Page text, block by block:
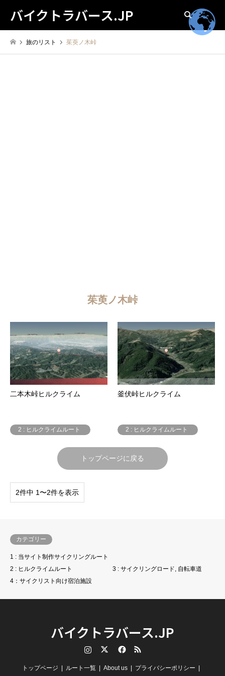
バイクトラバース.JP 検索
旅のリスト 茱萸ノ木峠
茱萸ノ木峠
二本木峠ヒルクライム
2 : ヒルクライムルート
釜伏峠ヒルクライム
2 : ヒルクライムルート
トップページに戻る
2件中 1〜2件を表示
カテゴリー
1 : 当サイト制作サイクリングルート
2 : ヒルクライムルート
3 : サイクリングロード, 自転車道
4：サイクリスト向け宿泊施設
バイクトラバース.JP
RSS
トップページ ルート一覧 About us プライバシーポリシー